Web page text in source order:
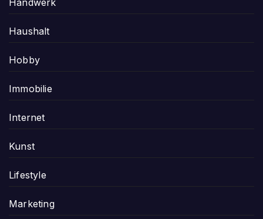
Handwerk
Haushalt
Hobby
Immobilie
Internet
Kunst
Lifestyle
Marketing